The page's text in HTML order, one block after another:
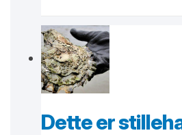
Dette er